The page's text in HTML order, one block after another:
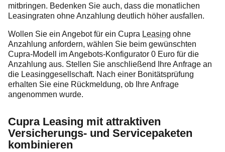
mitbringen. Bedenken Sie auch, dass die monatlichen
Leasingraten ohne Anzahlung deutlich höher ausfallen.
Wollen Sie ein Angebot für ein Cupra Leasing ohne
Anzahlung anfordern, wählen Sie beim gewünschten
Cupra-Modell im Angebots-Konfigurator 0 Euro für die
Anzahlung aus. Stellen Sie anschließend Ihre Anfrage an
die Leasinggesellschaft. Nach einer Bonitätsprüfung
erhalten Sie eine Rückmeldung, ob Ihre Anfrage
angenommen wurde.
Cupra Leasing mit attraktiven
Versicherungs- und Servicepaketen
kombinieren